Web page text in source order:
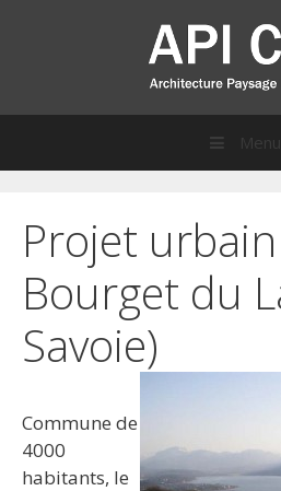
Menu
Projet
Bourget du
Savoie)
Commune de
4000
habitants, le